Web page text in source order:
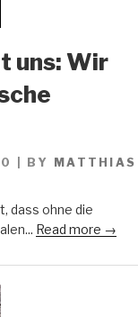
uns: Wir
BY
MATTHIAS
dass ohne die
Read more →